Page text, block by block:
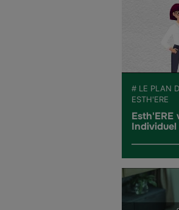
# LE PLAN
ESTH'ERE
Esth'ERE
Individuel